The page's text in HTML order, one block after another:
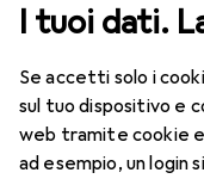
I tuoi dati.
Se accetti solo i
sul tuo dispositivo e
web tramite cookie
ad esempio, un login
PC Case Case PC